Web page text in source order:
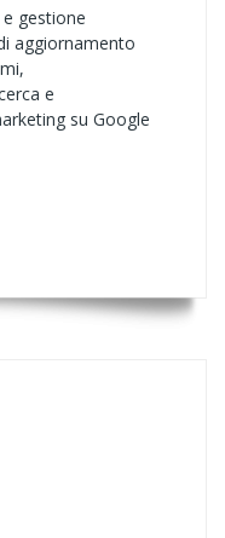
gestione
aggiornamento
e
su Google